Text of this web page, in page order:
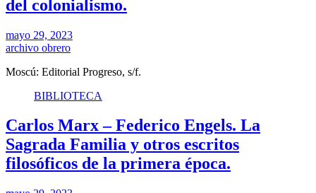
del colonialismo.
mayo 29, 2023
archivo obrero
Moscú: Editorial Progreso, s/f.
BIBLIOTECA
Carlos Marx – Federico Engels. La
Sagrada Familia y otros escritos
filosóficos de la primera época.